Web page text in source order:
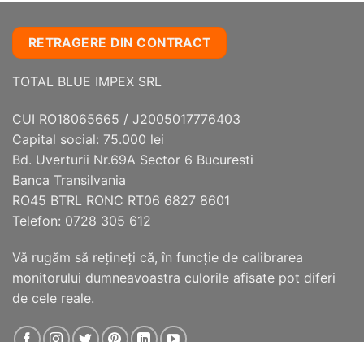
RETRAGERE DIN CONTRACT
TOTAL BLUE IMPEX SRL
CUI RO18065665 / J2005017776403
Capital social: 75.000 lei
Bd. Uverturii Nr.69A Sector 6 Bucuresti
Banca Transilvania
RO45 BTRL RONC RT06 6827 8601
Telefon: 0728 305 612
Vă rugăm să reţineţi că, în funcţie de calibrarea
monitorului dumneavoastra culorile afisate pot diferi
de cele reale.